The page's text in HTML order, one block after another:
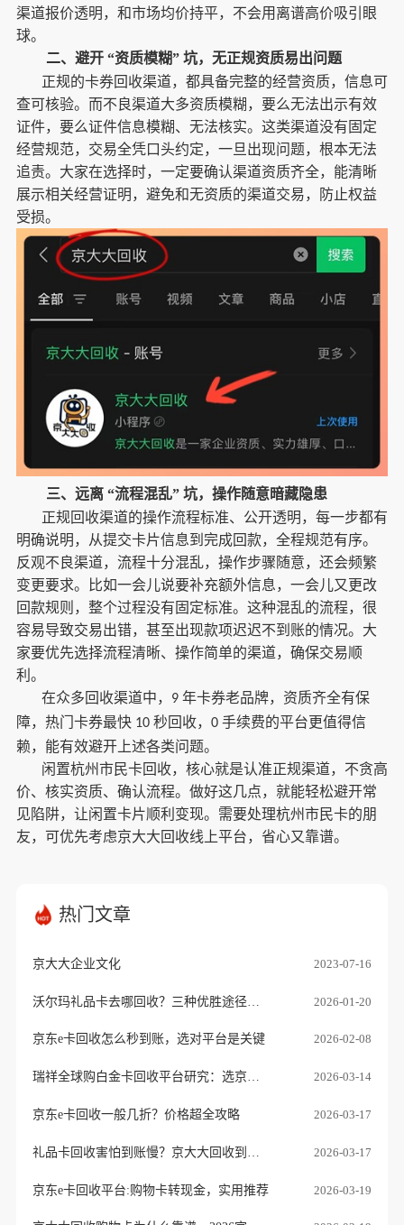
渠道报价透明，和市场均价持平，不会用离谱高价吸引眼
球。
二、避开 “资质模糊” 坑，无正规资质易出问题
正规的卡券回收渠道，都具备完整的经营资质，信息可
查可核验。而不良渠道大多资质模糊，要么无法出示有效
证件，要么证件信息模糊、无法核实。这类渠道没有固定
经营规范，交易全凭口头约定，一旦出现问题，根本无法
追责。大家在选择时，一定要确认渠道资质齐全，能清晰
展示相关经营证明，避免和无资质的渠道交易，防止权益
受损。
三、远离 “流程混乱” 坑，操作随意暗藏隐患
正规回收渠道的操作流程标准、公开透明，每一步都有
明确说明，从提交卡片信息到完成回款，全程规范有序。
反观不良渠道，流程十分混乱，操作步骤随意，还会频繁
变更要求。比如一会儿说要补充额外信息，一会儿又更改
回款规则，整个过程没有固定标准。这种混乱的流程，很
容易导致交易出错，甚至出现款项迟迟不到账的情况。大
家要优先选择流程清晰、操作简单的渠道，确保交易顺
利。
在众多回收渠道中， 9 年卡券老品牌，资质齐全有保
障，热门卡券最快 10 秒回收， 0 手续费的平台更值得信
赖，能有效避开上述各类问题。
闲置杭州市民卡回收，核心就是认准正规渠道，不贪高
价、核实资质、确认流程。做好这几点，就能轻松避开常
见陷阱，让闲置卡片顺利变现。需要处理杭州市民卡的朋
友，可优先考虑京大大回收线上平台，省心又靠谱。
热门文章
京大大企业文化 2023-07-16
沃尔玛礼品卡去哪回收？三种优胜途径推荐 2026-01-20
京东e卡回收怎么秒到账，选对平台是关键 2026-02-08
瑞祥全球购白金卡回收平台研究：选京大大正规老品牌 2026-03-14
京东e卡回收一般几折？价格超全攻略 2026-03-17
2026-03-17
京东e卡回收平台:购物卡转现金，实用推荐 2026-03-19